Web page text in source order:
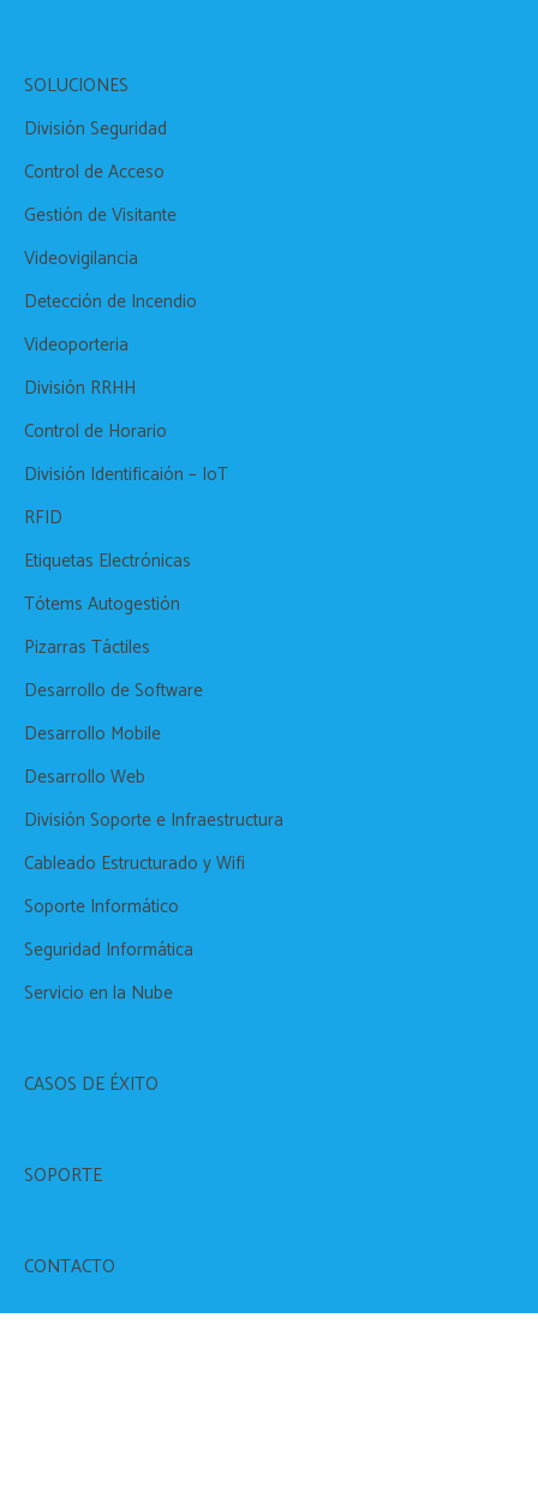
SOLUCIONES
División Seguridad
Control de Acceso
Gestión de Visitante
Videovigilancia
Detección de Incendio
Videoporteria
División RRHH
Control de Horario
División Identificaión – IoT
RFID
Etiquetas Electrónicas
Tótems Autogestión
Pizarras Táctiles
Desarrollo de Software
Desarrollo Mobile
Desarrollo Web
División Soporte e Infraestructura
Cableado Estructurado y Wifi
Soporte Informático
Seguridad Informática
Servicio en la Nube
CASOS DE ÉXITO
SOPORTE
CONTACTO